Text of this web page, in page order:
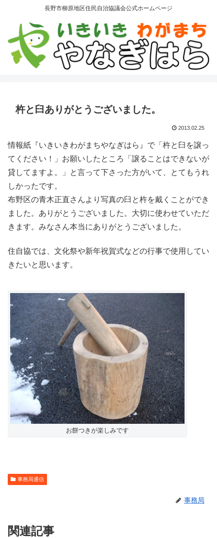
長野市柳原地区住民自治協議会公式ホームページ
杵と臼ありがとうございました。
2013.02.25
情報紙『いきいきわがまちやなぎはら』で「杵と臼を譲っ
てください！」お願いしたところ「譲ることはできないが
貸してますよ。」と言って下さった方がいて、とてもうれ
しかったです。
布野区の青木正直さんより写真の臼と杵を戴くことができ
ました。ありがとうございました。大切に使わせていただ
きます。みなさん本当にありがとうございました。
住自協では、文化祭や新年祝賀式などの行事で使用してい
きたいと思います。
お餅つきが楽しみです
事務局通信
事務局
関連記事